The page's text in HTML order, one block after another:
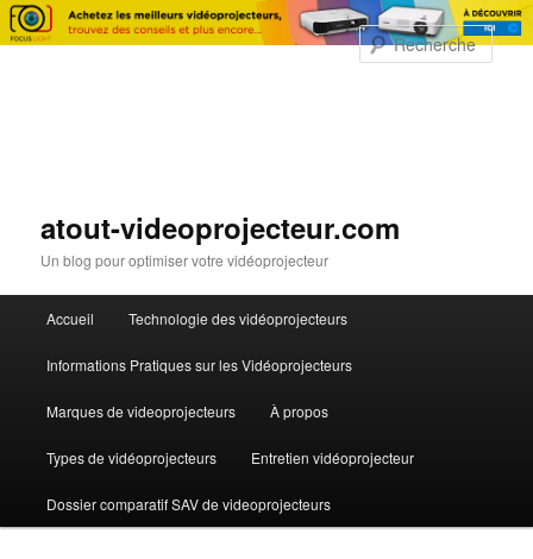
atout-videoprojecteur.com
Un blog pour optimiser votre vidéoprojecteur
Aller au contenu principal
Accueil Technologie des vidéoprojecteurs
Informations Pratiques sur les Vidéoprojecteurs
Marques de videoprojecteurs À propos
Types de vidéoprojecteurs Entretien vidéoprojecteur
Dossier comparatif SAV de videoprojecteurs